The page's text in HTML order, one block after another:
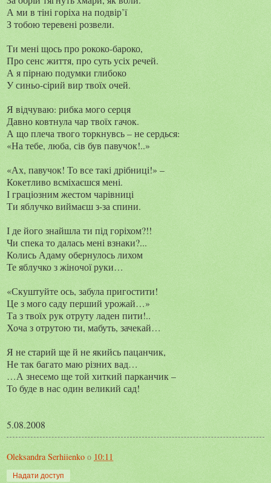
А ми в тіні горіха на подвір’ї
З тобою теревені розвели.
Ти мені щось про рококо-бароко,
Про сенс життя, про суть усіх речей.
А я пірнаю подумки глибоко
У синьо-сірий вир твоїх очей.
Я відчуваю: рибка мого серця
Давно ковтнула чар твоїх гачок.
А що плеча твого торкнувсь – не сердься:
«На тебе, люба, сів був павучок!..»
«Ах, павучок! То все такі дрібниці!» –
Кокетливо всміхаєшся мені.
І граціозним жестом чарівниці
Ти яблучко виймаєш з-за спини.
І де його знайшла ти під горіхом?!!
Чи спека то далась мені взнаки?...
Колись Адаму обернулось лихом
Те яблучко з жіночої руки…
«Скуштуйте ось, забула пригостити!
Це з мого саду перший урожай…»
Та з твоїх рук отруту ладен пити!..
Хоча з отрутою ти, мабуть, зачекай…
Я не старий ще й не якийсь пацанчик,
Не так багато маю різних вад…
…А знесемо ще той хиткий парканчик –
То буде в нас один великий сад!
5.08.2008
Oleksandra Serhiienko о 10:11
Надати доступ